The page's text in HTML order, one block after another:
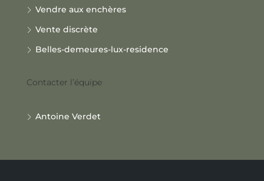
Vendre aux enchères
Vente discrète
Belles-demeures-lux-residence
Contacter l’équipe
Antoine Verdet